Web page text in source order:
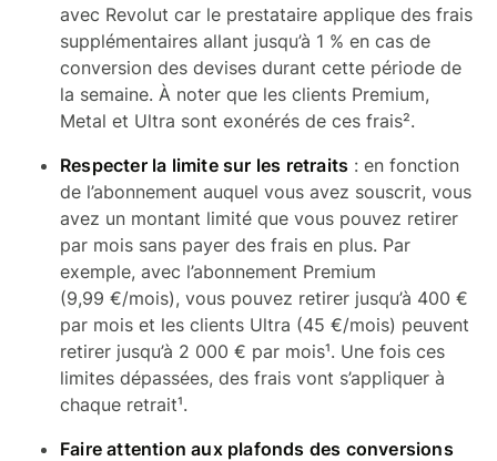
avec Revolut car le prestataire applique des frais
supplémentaires allant jusqu’à 1 % en cas de
conversion des devises durant cette période de
la semaine. À noter que les clients Premium,
Metal et Ultra sont exonérés de ces frais².
Respecter la limite sur les retraits : en fonction
de l’abonnement auquel vous avez souscrit, vous
avez un montant limité que vous pouvez retirer
par mois sans payer des frais en plus. Par
exemple, avec l’abonnement Premium
(9,99 €/mois), vous pouvez retirer jusqu’à 400 €
par mois et les clients Ultra (45 €/mois) peuvent
retirer jusqu’à 2 000 € par mois¹. Une fois ces
limites dépassées, des frais vont s’appliquer à
chaque retrait¹.
Faire attention aux plafonds des conversions